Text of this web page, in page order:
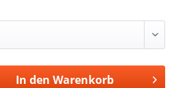
In den Warenkorb